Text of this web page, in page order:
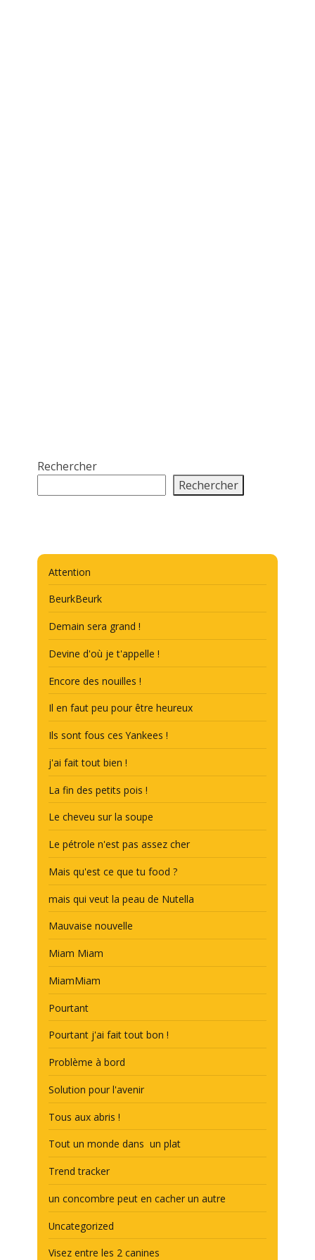
Rechercher
Rechercher
Attention
BeurkBeurk
Demain sera grand !
Devine d'où je t'appelle !
Encore des nouilles !
Il en faut peu pour être heureux
Ils sont fous ces Yankees !
j'ai fait tout bien !
La fin des petits pois !
Le cheveu sur la soupe
Le pétrole n'est pas assez cher
Mais qu'est ce que tu food ?
mais qui veut la peau de Nutella
Mauvaise nouvelle
Miam Miam
MiamMiam
Pourtant
Pourtant j'ai fait tout bon !
Problème à bord
Solution pour l'avenir
Tous aux abris !
Tout un monde dans un plat
Trend tracker
un concombre peut en cacher un autre
Uncategorized
Visez entre les 2 canines